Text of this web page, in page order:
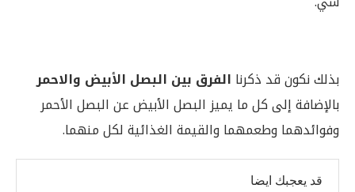
بذلك نكون قد ذكرنا الفرق بين البصل الأبيض والاحمر
بالإضافة إلى كل ما يميز البصل الأبيض عن البصل الأحمر
وفوائدهما وطعمهما والقيمة الغذائية لكل منهما.
قد يعجبك ايضا